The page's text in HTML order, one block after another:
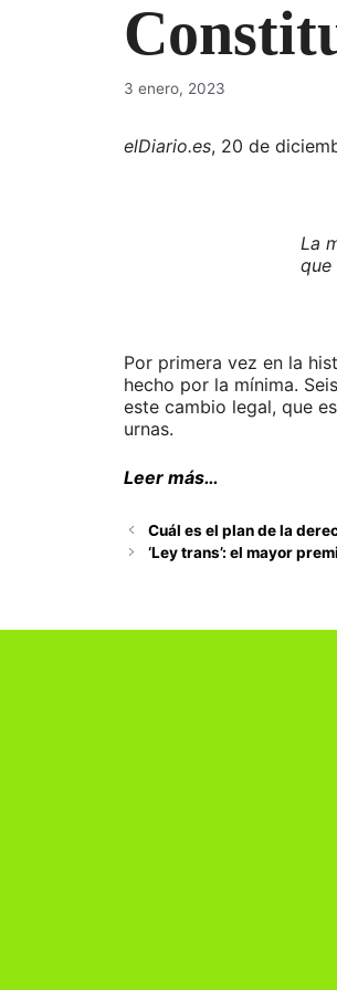
3 enero, 2023
elDiario.es, 20 de
La
que
Por primera vez en la
hecho por la mínima.
este cambio legal, que
urnas.
Leer más…
Cuál es el plan de la
‘Ley trans’: el mayor